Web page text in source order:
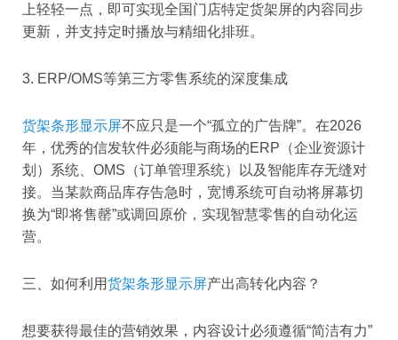
上轻轻一点，即可实现全国门店特定货架屏的内容同步
更新，并支持定时播放与精细化排班。
3. ERP/OMS等第三方零售系统的深度集成
货架条形显示屏不应只是一个“孤立的广告牌”。在2026
年，优秀的信发软件必须能与商场的ERP（企业资源计
划）系统、OMS（订单管理系统）以及智能库存无缝对
接。当某款商品库存告急时，宽博系统可自动将屏幕切
换为“即将售罄”或调回原价，实现智慧零售的自动化运
营。
三、如何利用货架条形显示屏产出高转化内容？
想要获得最佳的营销效果，内容设计必须遵循“简洁有力”